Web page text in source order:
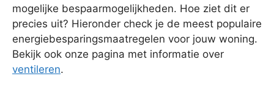
mogelijke bespaarmogelijkheden. Hoe ziet dit er
precies uit? Hieronder check je de meest populaire
energiebesparingsmaatregelen voor jouw woning.
Bekijk ook onze pagina met informatie over
ventileren.